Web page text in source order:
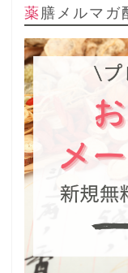
薬膳メルマ